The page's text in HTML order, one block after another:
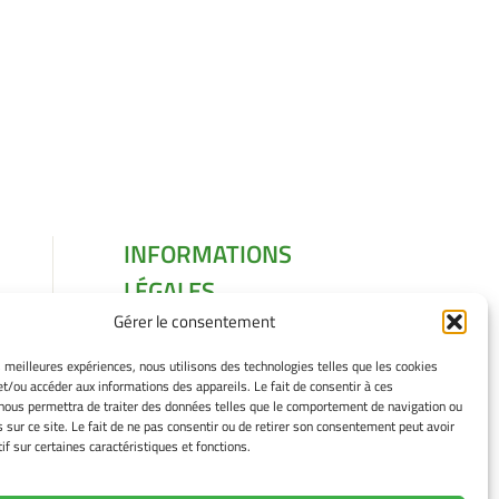
Gérer le consentement
expériences, nous utilisons des technologies telles que les cookies
ou accéder aux informations des appareils. Le fait de consentir à ces
permettra de traiter des données telles que le comportement de navigation ou
sur ce site. Le fait de ne pas consentir ou de retirer son consentement peut avoir
sur certaines caractéristiques et fonctions.
INFORMATIONS
LÉGALES
Mentions légales
Politique de cookies
Déclaration de
confidentialité
Avertissement